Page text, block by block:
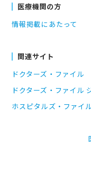
医療機関の方
情報掲載にあたって
関連サイト
ドクターズ・ファイル
ドクターズ・ファイル
ホスピタルズ・ファイ